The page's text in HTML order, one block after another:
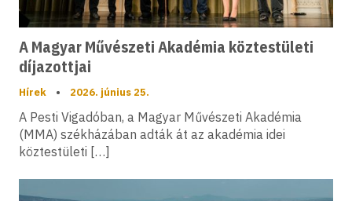
A Magyar Művészeti Akadémia köztestületi
díjazottjai
Hírek • 2026. június 25.
A Pesti Vigadóban, a Magyar Művészeti Akadémia
(MMA) székházában adták át az akadémia idei
köztestületi […]